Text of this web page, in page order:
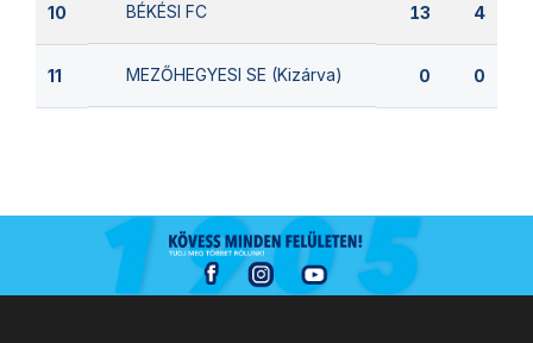
10 BÉKÉSI FC 13 4
11 MEZŐHEGYESI SE (Kizárva) 0 0